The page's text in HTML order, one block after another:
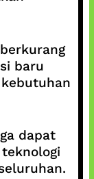
baru
dapat